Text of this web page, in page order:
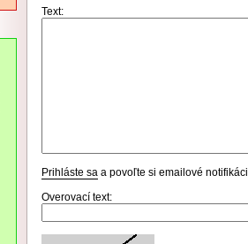
Text:
Prihláste sa a povoľte si emailové
Overovací text: